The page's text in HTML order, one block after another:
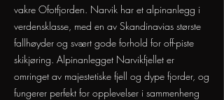
vakre Ofotfjorden. Narvik har et alpinanlegg i
verdensklasse, med en av Skandinavias største
fallhøyder og svært gode forhold for off-piste
skikjøring. Alpinanlegget Narvikfjellet er
omringet av majestetiske fjell og dype fjorder, og
fungerer perfekt for opplevelser i sammenheng